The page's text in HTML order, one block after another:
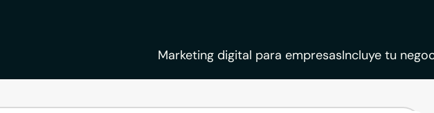
Marketing digital para empresasIncluye tu